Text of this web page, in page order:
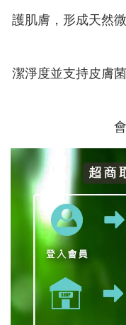
護肌膚，形成天然
潔淨度並支持皮膚